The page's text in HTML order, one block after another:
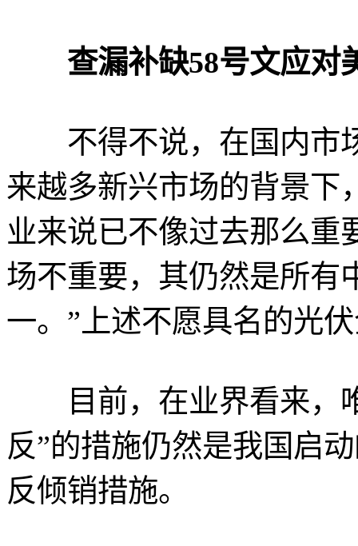
查漏补缺58号文应对
不得不说，在国内市
来越多新兴市场的背景下
业来说已不像过去那么重
场不重要，其仍然是所有
一。”上述不愿具名的光
目前，在业界看来，
反”的措施仍然是我国启
反倾销措施。